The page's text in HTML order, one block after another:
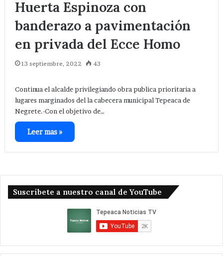
Huerta Espinoza con
banderazo a pavimentación
en privada del Ecce Homo
13 septiembre, 2022 43
Continua el alcalde privilegiando obra publica prioritaria a
lugares marginados del la cabecera municipal Tepeaca de
Negrete.-Con el objetivo de…
Leer mas »
Suscribete a nuestro canal de YouTube